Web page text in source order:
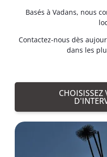
Basés à Vadans, nous
Contactez-nous dès
dans les
CHOISISSEZ